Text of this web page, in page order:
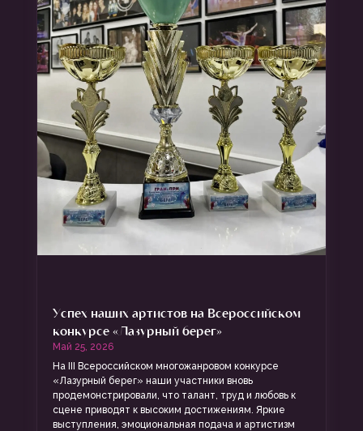
Успех наших артистов на Всероссийском
конкурсе «Лазурный берег»
Май 25, 2026
На III Всероссийском многожанровом конкурсе
«Лазурный берег» наши участники вновь
продемонстрировали, что талант, труд и любовь к
сцене приводят к высоким достижениям. Яркие
выступления, эмоциональная подача и артистизм